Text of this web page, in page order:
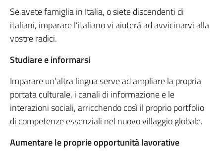
Se avete famiglia in Italia, o siete discendenti di
italiani, imparare l’italiano vi aiuterà ad avvicinarvi alla
vostre radici.
Studiare e informarsi
Imparare un’altra lingua serve ad ampliare la propria
portata culturale, i canali di informazione e le
interazioni sociali, arricchendo così il proprio portfolio
di competenze essenziali nel nuovo villaggio globale.
Aumentare le proprie opportunità lavorative